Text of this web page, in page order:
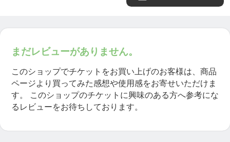
まだレビューがありません。
このショップでチケットをお買い上げのお客様は、商品
ページより買ってみた感想や使用感をお寄せいただけま
す。
このショップのチケットに興味のある方へ参考にな
るレビューをお待ちしております。